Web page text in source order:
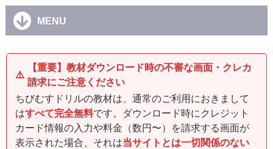
MENU
⚠️
【重要】教材ダウンロード時の不審な画面・クレカ
請求にご注意ください
ちびむすドリルの教材は、通常のご利用におきまして
はすべて完全無料です。ダウンロード時にクレジット
カード情報の入力や料金（数円〜）を請求する画面が
表示された場合、それは当サイトとは一切関係のない